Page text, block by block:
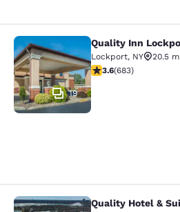
Quality Inn
19
Quality Inn
Lockport, NY
20.5
calificación de 3.59
3.6(683)
Quality Hotel &
Quality Hotel &